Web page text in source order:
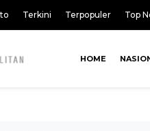
Terkini Terpopuler Top
HOME